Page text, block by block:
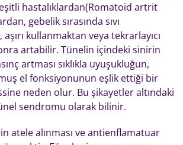
hastalıklardan(Romatoid artrit
gebelik sırasında sıvı
kullanmaktan veya tekrarlayıcı
artabilir. Tünelin içindeki sinirin
artması sıklıkla uyuşukluğun,
el fonksiyonunun eşlik ettiği bir
neden olur. Bu şikayetler altındaki
sendromu olarak bilinir.
atele alınması ve antienflamatuar